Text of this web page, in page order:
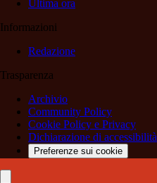
Ultima ora
Informazioni
Redazione
Trasparenza
Archivio
Community Policy
Cookie Policy e Privacy
Dichiarazione di accessibilità
Preferenze sui cookie